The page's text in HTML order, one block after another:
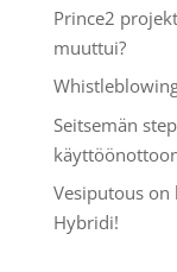
Prince2
muuttui?
Seitsemän
Vesiputous
Hybridi!